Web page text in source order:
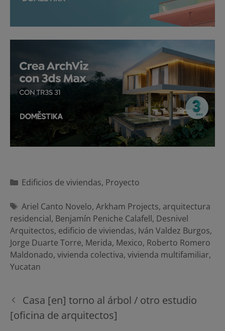
Categorías
Edificios de viviendas, Proyecto
Etiquetas
Ariel Canto Novelo, Arkham Projects, arquitectura
residencial, Benjamín Peniche Calafell, Desnivel
Arquitectos, edificio de viviendas, Iván Valdez Burgos,
Jorge Duarte Torre, Merida, Mexico, Roberto Romero
Maldonado, vivienda colectiva, vivienda multifamiliar,
Yucatan
Navegación
de
entradas
Casa [en] torno al árbol / otro estudio
[oficina de arquitectos]